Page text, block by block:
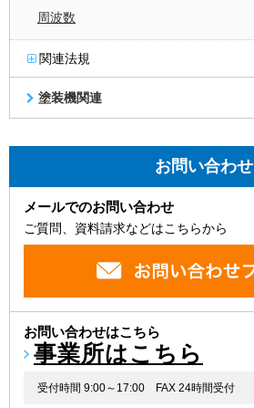
周波数
関連法規
塗装機関連
お問い合わせ
メールでのお問い合わせ
ご質問、資料請求などはこちらから
お問い合わせはこちら
事業所はこちら
受付時間 9:00～17:00 FAX 24時間受付